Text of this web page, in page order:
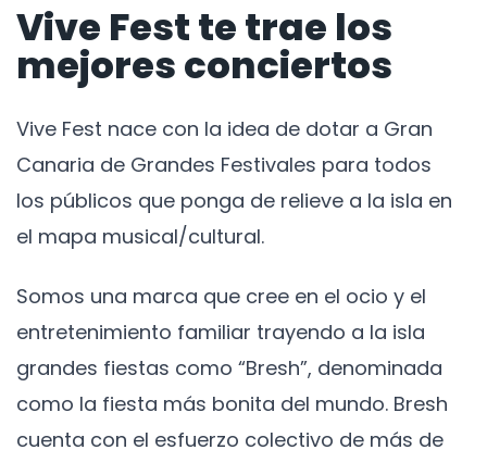
Vive Fest te trae los
mejores conciertos
Vive Fest nace con la idea de dotar a Gran
Canaria de Grandes Festivales para todos
los públicos que ponga de relieve a la isla en
el mapa musical/cultural.
Somos una marca que cree en el ocio y el
entretenimiento familiar trayendo a la isla
grandes fiestas como “Bresh”, denominada
como la fiesta más bonita del mundo. Bresh
cuenta con el esfuerzo colectivo de más de